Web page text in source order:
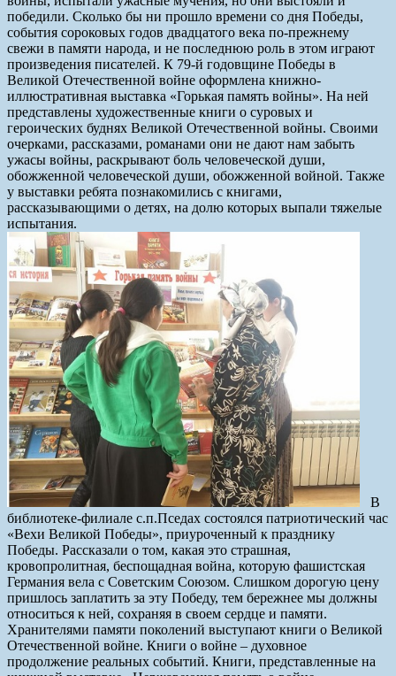
победили. Сколько бы ни прошло времени со дня Победы,
события сороковых годов двадцатого века по-прежнему
свежи в памяти народа, и не последнюю роль в этом играют
произведения писателей. К 79-й годовщине Победы в
Великой Отечественной войне оформлена книжно-
иллюстративная выставка «Горькая память войны». На ней
представлены художественные книги о суровых и
героических буднях Великой Отечественной войны. Своими
очерками, рассказами, романами они не дают нам забыть
ужасы войны, раскрывают боль человеческой души,
обожженной человеческой души, обожженной войной. Также
у выставки ребята познакомились с книгами,
рассказывающими о детях, на долю которых выпали тяжелые
испытания.
В
библиотеке-филиале с.п.Пседах состоялся патриотический час
«Вехи Великой Победы», приуроченный к празднику
Победы. Рассказали о том, какая это страшная,
кровопролитная, беспощадная война, которую фашистская
Германия вела с Советским Союзом. Слишком дорогую цену
пришлось заплатить за эту Победу, тем бережнее мы должны
относиться к ней, сохраняя в своем сердце и памяти.
Хранителями памяти поколений выступают книги о Великой
Отечественной войне. Книги о войне – духовное
продолжение реальных событий. Книги, представленные на